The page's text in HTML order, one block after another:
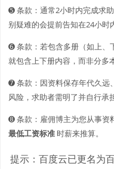
➎ 条款：通常2小时内完成求
别疑难的会提前告知在24小时
➏ 条款：若包含多册（如上、
就包含上下册内容，而非分多
➐ 条款：因资料保存年代久远
风险，求助者需明了并自行承担
➑ 条款：雇佣博主为您从事资
最低工资标准时薪来推算。
提示：百度云已更名为